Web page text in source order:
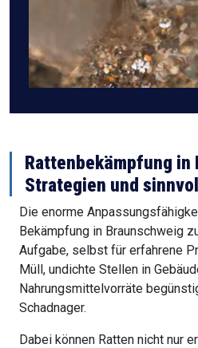
Rattenbekämpfung in
Strategien und
Die enorme
Bekämpfung in Braunschweig
Aufgabe, selbst für erfahrene
Müll, undichte Stellen in
Nahrungsmittelvorräte
Schadnager.
Dabei können Ratten nicht nur